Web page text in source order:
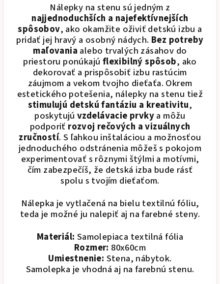
Nálepky na stenu sú jedným z
najjednoduchších a najefektívnejších
spôsobov, ako okamžite oživiť detskú izbu a
pridať jej hravý a osobný nádych. Bez potreby
maľovania alebo trvalých zásahov do
priestoru ponúkajú flexibilný spôsob, ako
dekorovať a prispôsobiť izbu rastúcim
záujmom a vekom tvojho dieťaťa. Okrem
estetického potešenia, nálepky na stenu tiež
stimulujú detskú fantáziu a kreativitu,
poskytujúvzdelávacie prvkya môžu
podporiť rozvoj rečových a vizuálnych
zručností. S ľahkou inštaláciou a možnosťou
jednoduchého odstránenia môžeš s pokojom
experimentovať s rôznymi štýlmi a motívmi,
čím zabezpečíš, že detská izba bude rásť
spolu s tvojím dieťaťom.
Nálepka je vytlačená na bielu textilnú fóliu,
teda je možné ju nalepiť aj na farebné steny.
Materiál: Samolepiaca textilná fólia
Rozmer: 80x60cm
Umiestnenie: Stena, nábytok.
Samolepka je vhodná aj na farebnú stenu.